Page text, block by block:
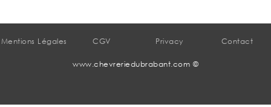
Mentions Légales CGV Privacy Contact
www.chevreriedubrabant.com ©